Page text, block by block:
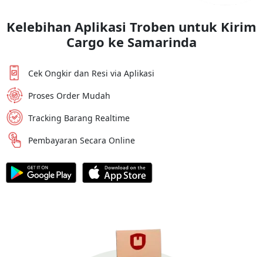
Kelebihan Aplikasi Troben untuk Kirim
Cargo ke Samarinda
Cek Ongkir dan Resi via Aplikasi
Proses Order Mudah
Tracking Barang Realtime
Pembayaran Secara Online